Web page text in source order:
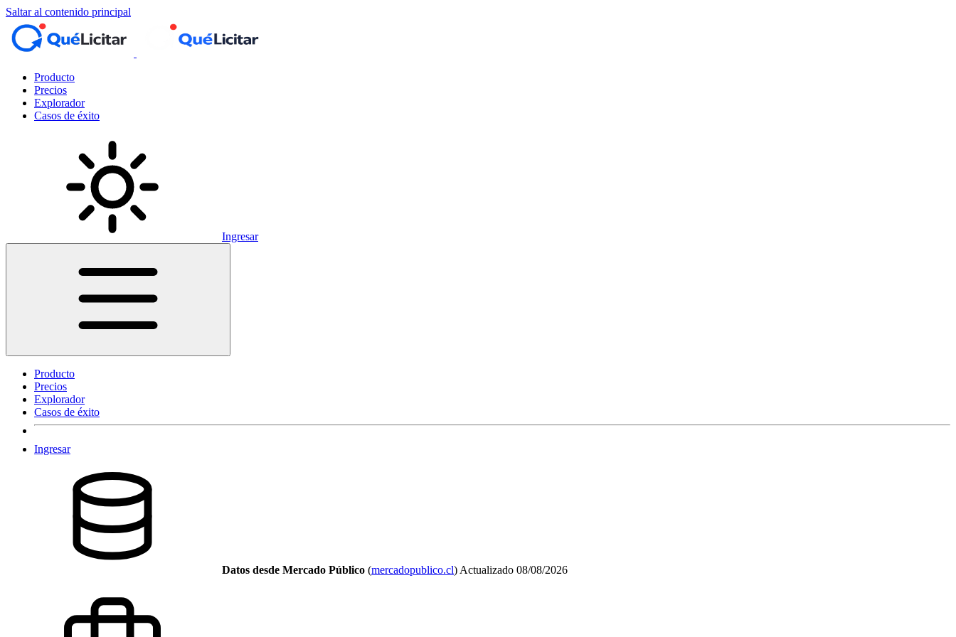
Saltar al contenido principal
Producto
Precios
Explorador
Casos de éxito
Ingresar
Producto
Precios
Explorador
Casos de éxito
Ingresar
Datos desde Mercado Público (mercadopublico.cl) Actualizado 08/08/2026